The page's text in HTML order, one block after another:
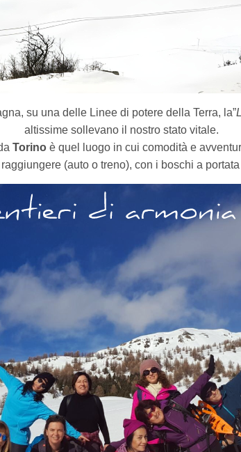
su una delle Linee di potere della Terra, la”
altissime sollevano il nostro stato vitale.
Torinoè quel luogo in cui comodità e
(auto o treno), con i boschi a